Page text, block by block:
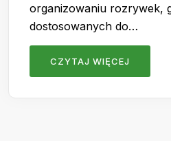
organizowaniu rozrywek,
dostosowanych do…
CZYTAJ WIĘCEJ